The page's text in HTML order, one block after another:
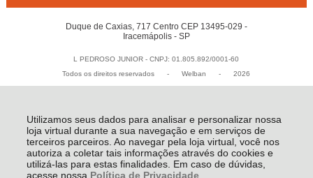
Utilizamos seus dados para analisar e personalizar nossa
loja virtual durante a sua navegação e em serviços de
terceiros parceiros. Ao navegar pela loja virtual, você nos
autoriza a coletar tais informações através do cookies e
utilizá-las para estas finalidades. Em caso de dúvidas,
acesse nossa Política de Privacidade
Duque de Caxias, 717 Centro CEP 13495-029 -
Iracemápolis - SP
L PEDROSO JUNIOR - CNPJ: 01.805.892/0001-60
Todos os direitos reservados
- Welban - 2026